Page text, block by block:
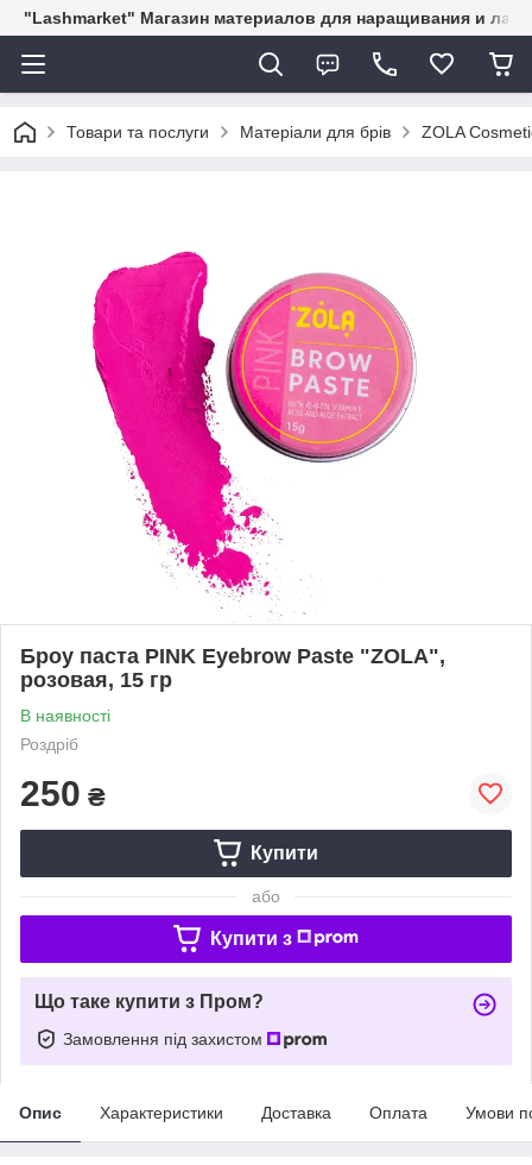
"Lashmarket" Магазин материалов для наращивания и
Товари та послуги Матеріали для брів ZOLA
Броу паста PINK Eyebrow Paste "ZOLA",
розовая, 15 гр
В наявності
Роздріб
250 ₴
Купити
або
Купити з
Що таке купити з Пром?
Замовлення під захистом
Опис Характеристики Доставка Оплата Умови